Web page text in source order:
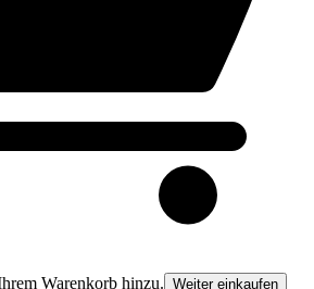
Warenkorb hinzu. Weiter einkaufen